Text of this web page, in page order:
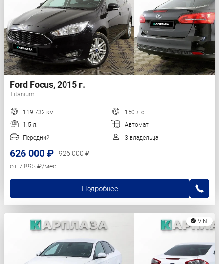
Ford Focus, 2015 г.
Titanium
119 732 км
150 л.с.
1.5 л.
Автомат
Передний
3 владельца
626 000 ₽
926 000 ₽
от 7 895 ₽/мес
Подробнее
VIN